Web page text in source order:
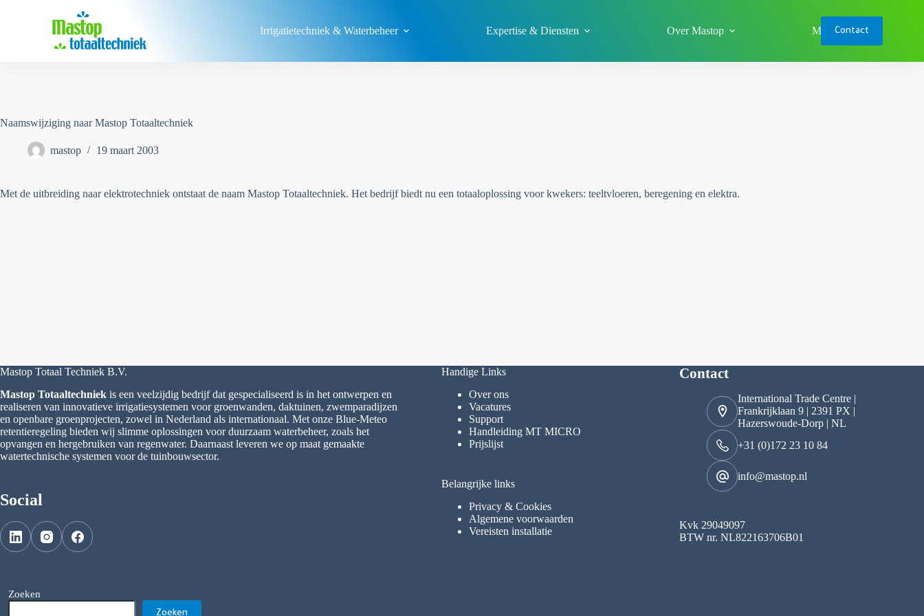
Irrigatietechniek & Waterbeheer Expertise & Diensten Over Mastop Meer Contact
Naamswijziging naar Mastop Totaaltechniek
mastop 19 maart 2003
Met de uitbreiding naar elektrotechniek ontstaat de naam Mastop Totaaltechniek. Het bedrijf biedt nu een totaaloplossing voor kwekers: teeltvloeren, beregening en elektra.
Mastop Totaal Techniek B.V.
Mastop Totaaltechniek is een veelzijdig bedrijf dat gespecialiseerd is in het ontwerpen en
realiseren van innovatieve irrigatiesystemen voor groenwanden, daktuinen, zwemparadijzen
en openbare groenprojecten, zowel in Nederland als internationaal. Met onze Blue-Meteo
retentieregeling bieden wij slimme oplossingen voor duurzaam waterbeheer, zoals het
opvangen en hergebruiken van regenwater. Daarnaast leveren we op maat gemaakte
watertechnische systemen voor de tuinbouwsector.
Social
Zoeken
Zoeken
Handige Links
Over ons
Vacatures
Support
Handleiding MT MICRO
Prijslijst
Belangrijke links
Privacy & Cookies
Algemene voorwaarden
Vereisten installatie
Contact
International Trade Centre |
Frankrijklaan 9 | 2391 PX |
Hazerswoude-Dorp | NL
+31 (0)172 23 10 84
info@mastop.nl
Kvk 29049097
BTW nr. NL822163706B01